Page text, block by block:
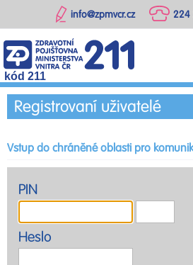
224
info@zpmvcr.cz
kód 211
Registrovaní uživatelé
Vstup do chráněné oblasti pro
PIN
Heslo